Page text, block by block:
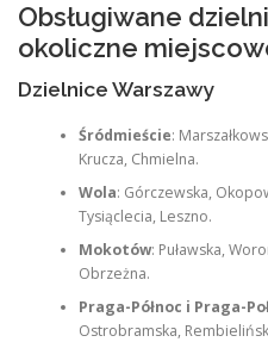
Obsługiwane
okoliczne
Dzielnice Warszawy
Śródmieście:
Krucza, Chmielna.
Wola: Górczewska,
Tysiąclecia, Leszno.
Mokotów: Puławska,
Obrzeżna.
Praga-Północ i Praga-
Ostrobramska,